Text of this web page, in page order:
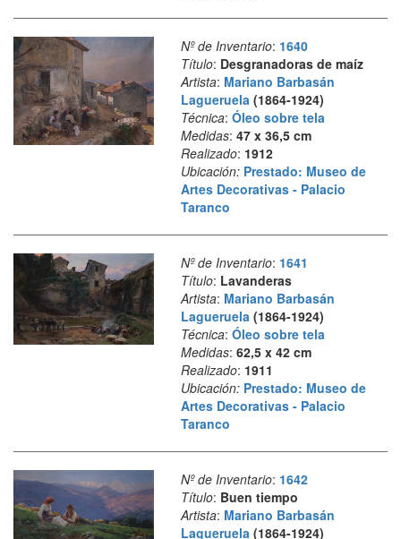
Nº de Inventario: 1640
Título: Desgranadoras de maíz
Artista: Mariano Barbasán
Lagueruela(1864-1924)
Técnica: Óleo sobre tela
Medidas: 47 x 36,5 cm
Realizado: 1912
Ubicación: Prestado: Museo de
Artes Decorativas - Palacio
Taranco
Nº de Inventario: 1641
Título: Lavanderas
Artista: Mariano Barbasán
Lagueruela(1864-1924)
Técnica: Óleo sobre tela
Medidas: 62,5 x 42 cm
Realizado: 1911
Ubicación: Prestado: Museo de
Artes Decorativas - Palacio
Taranco
Nº de Inventario: 1642
Título: Buen tiempo
Artista: Mariano Barbasán
Lagueruela(1864-1924)